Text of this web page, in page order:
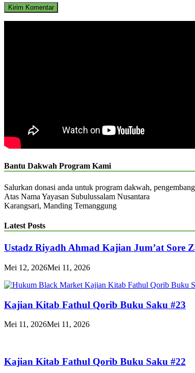
Bantu Dakwah Program Kami
Salurkan donasi anda untuk program dakwah,
Atas Nama Yayasan Subulussalam Nusantara
Karangsari, Manding Temanggung
Latest Posts
Ustadz Riyadh Ahmad Kajian Jum’at
Mei 12, 2026Mei 11, 2026
Kajian Kitab Fathul Qorib Buku Saku #23
Mei 11, 2026Mei 11, 2026
Kajian Kitab Fathul Qorib Buku Saku #22